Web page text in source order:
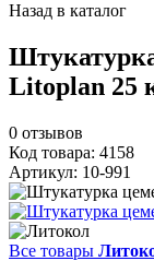
Назад в каталог
Litoplan 25
0 отзывов
Код товара: 4158
Артикул: 10-991
Все товары